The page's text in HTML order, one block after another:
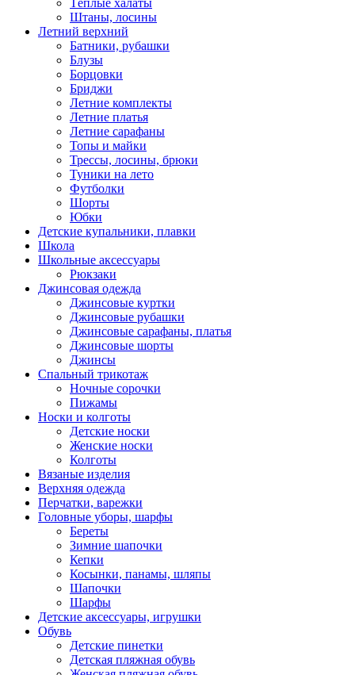
Тёплые халаты
Штаны, лосины
Летний верхний
Батники, рубашки
Блузы
Борцовки
Бриджи
Летние комплекты
Летние платья
Летние сарафаны
Топы и майки
Трессы, лосины, брюки
Туники на лето
Футболки
Шорты
Юбки
Детские купальники, плавки
Школа
Школьные аксессуары
Рюкзаки
Джинсовая одежда
Джинсовые куртки
Джинсовые рубашки
Джинсовые сарафаны, платья
Джинсовые шорты
Джинсы
Спальный трикотаж
Ночные сорочки
Пижамы
Носки и колготы
Детские носки
Женские носки
Колготы
Вязаные изделия
Верхняя одежда
Перчатки, варежки
Головные уборы, шарфы
Береты
Зимние шапочки
Кепки
Косынки, панамы, шляпы
Шапочки
Шарфы
Детские аксессуары, игрушки
Обувь
Детские пинетки
Детская пляжная обувь